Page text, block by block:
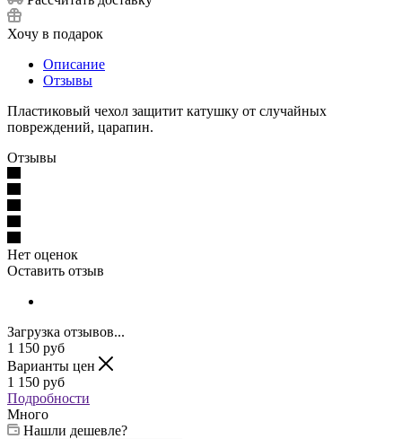
Хочу в подарок
Описание
Отзывы
Пластиковый чехол защитит катушку от случайных
повреждений, царапин.
Отзывы
Нет оценок
Оставить отзыв
Загрузка отзывов...
1 150 руб
Варианты цен
1 150 руб
Подробности
Много
Нашли дешевле?